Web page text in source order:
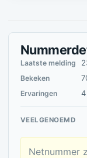
Laatste melding
Bekeken
Ervaringen 4
VEELGENOEMD
Netnummer